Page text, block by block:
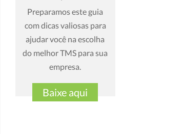
Preparamos este guia
com dicas valiosas para
ajudar você na escolha
do melhor TMS para sua
empresa.
Baixe aqui